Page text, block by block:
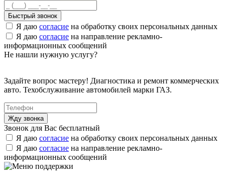
Быстрый звонок
Я даю согласие на обработку своих персональных данных
Я даю согласие на направление рекламно-
информационных сообщений
Не нашли нужную услугу?
Задайте вопрос мастеру! Диагностика и ремонт коммерческих
авто. Техобслуживание автомобилей марки ГАЗ.
Звонок для Вас бесплатный
Я даю согласие на обработку своих персональных данных
Я даю согласие на направление рекламно-
информационных сообщений